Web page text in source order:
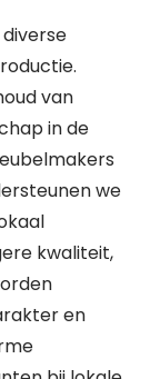
van
in de
we
kwaliteit,
en